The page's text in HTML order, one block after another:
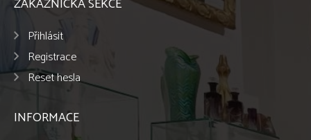
ZÁKAZNICKÁ SEKCE
Přihlásit
Registrace
Reset hesla
INFORMACE